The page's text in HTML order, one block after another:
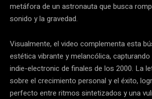
metáfora de un astronauta que busca
sonido y la gravedad.
Visualmente, el video complementa esta
estética vibrante y melancólica, capturando
indie-electronic de finales de los 2000. La
sobre el crecimiento personal y el éxito,
perfecto entre ritmos sintetizados y una